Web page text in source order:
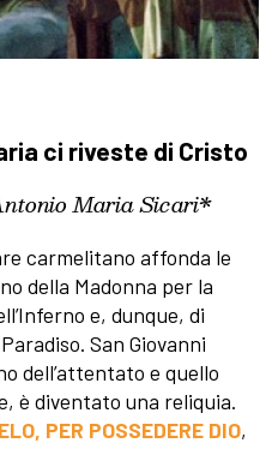
ci riveste di Cristo
Maria Sicari*
carmelitano affonda le
della Madonna per la
e, dunque, di
San Giovanni
dell’attentato e quello
è diventato una reliquia.
PER POSSEDERE DIO,